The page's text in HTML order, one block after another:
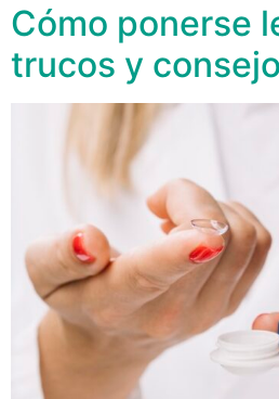
Cómo ponerse
trucos y